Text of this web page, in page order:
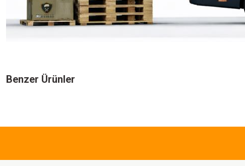
Benzer Ürünler